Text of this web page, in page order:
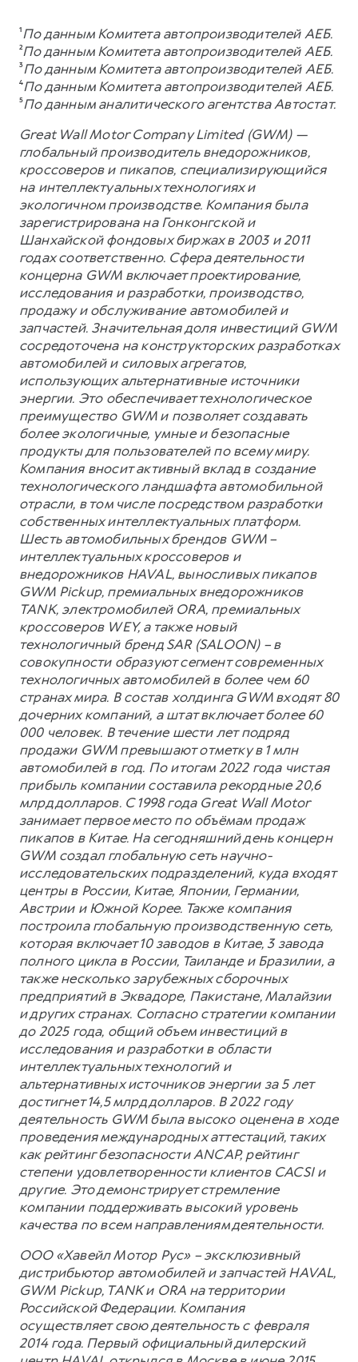
¹По данным Комитета автопроизводителей АЕБ.
²По данным Комитета автопроизводителей АЕБ.
³По данным Комитета автопроизводителей АЕБ.
⁴По данным Комитета автопроизводителей АЕБ.
⁵По данным аналитического агентства Автостат.
Great Wall Motor Company Limited (GWM) —
глобальный производитель внедорожников,
кроссоверов и пикапов, специализирующийся
на интеллектуальных технологиях и
экологичном производстве. Компания была
зарегистрирована на Гонконгской и
Шанхайской фондовых биржах в 2003 и 2011
годах соответственно. Сфера деятельности
концерна GWM включает проектирование,
исследования и разработки, производство,
продажу и обслуживание автомобилей и
запчастей. Значительная доля инвестиций GWM
сосредоточена на конструкторских разработках
автомобилей и силовых агрегатов,
использующих альтернативные источники
энергии. Это обеспечивает технологическое
преимущество GWM и позволяет создавать
более экологичные, умные и безопасные
продукты для пользователей по всему миру.
Компания вносит активный вклад в создание
технологического ландшафта автомобильной
отрасли, в том числе посредством разработки
собственных интеллектуальных платформ.
Шесть автомобильных брендов GWM –
интеллектуальных кроссоверов и
внедорожников HAVAL, выносливых пикапов
GWM Pickup, премиальных внедорожников
TANK, электромобилей ORA, премиальных
кроссоверов WEY, а также новый
технологичный бренд SAR (SALOON) – в
совокупности образуют сегмент современных
технологичных автомобилей в более чем 60
странах мира. В состав холдинга GWM входят 80
дочерних компаний, а штат включает более 60
000 человек. В течение шести лет подряд
продажи GWM превышают отметку в 1 млн
автомобилей в год. По итогам 2022 года чистая
прибыль компании составила рекордные 20,6
млрд долларов. С 1998 года Great Wall Motor
занимает первое место по объёмам продаж
пикапов в Китае. На сегодняшний день концерн
GWM создал глобальную сеть научно-
исследовательских подразделений, куда входят
центры в России, Китае, Японии, Германии,
Австрии и Южной Корее. Также компания
построила глобальную производственную сеть,
которая включает 10 заводов в Китае, 3 завода
полного цикла в России, Таиланде и Бразилии, а
также несколько зарубежных сборочных
предприятий в Эквадоре, Пакистане, Малайзии
и других странах. Согласно стратегии компании
до 2025 года, общий объем инвестиций в
исследования и разработки в области
интеллектуальных технологий и
альтернативных источников энергии за 5 лет
достигнет 14,5 млрд долларов. В 2022 году
деятельность GWM была высоко оценена в ходе
проведения международных аттестаций, таких
как рейтинг безопасности ANCAP, рейтинг
степени удовлетворенности клиентов CACSI и
другие. Это демонстрирует стремление
компании поддерживать высокий уровень
качества по всем направлениям деятельности.
ООО «Хавейл Мотор Рус» – эксклюзивный
дистрибьютор автомобилей и запчастей HAVAL,
GWM Pickup, TANK и ORA на территории
Российской Федерации. Компания
осуществляет свою деятельность с февраля
2014 года. Первый официальный дилерский